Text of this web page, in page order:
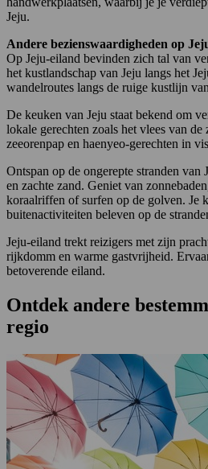
Jeju.
Andere bezienswaardigheden op
Op Jeju-eiland bevinden zich tal van
het kustlandschap van Jeju langs het
wandelroutes langs de ruige kustlijn
De keuken van Jeju staat bekend om
lokale gerechten zoals het vlees van de
zeeorenpap en haenyeo-gerechten in
Ontspan op de ongerepte stranden van
en zachte zand. Geniet van
koraalriffen of surfen op de golven. Je
buitenactiviteiten beleven op de
Jeju-eiland trekt reizigers met zijn
rijkdomm en warme gastvrijheid.
betoverende eiland.
Ontdek andere
regio